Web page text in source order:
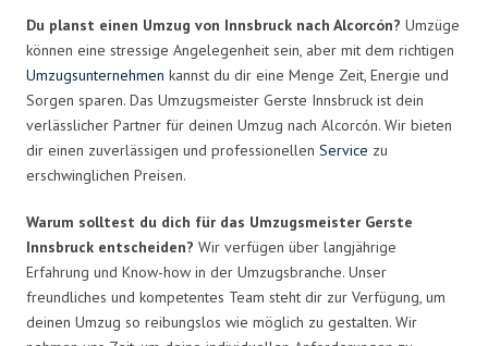
Du planst einen Umzug von Innsbruck nach Alcorcón? Umzüge
können eine stressige Angelegenheit sein, aber mit dem richtigen
Umzugsunternehmen kannst du dir eine Menge Zeit, Energie und
Sorgen sparen. Das Umzugsmeister Gerste Innsbruck ist dein
verlässlicher Partner für deinen Umzug nach Alcorcón. Wir bieten
dir einen zuverlässigen und professionellen Service zu
erschwinglichen Preisen.
Warum solltest du dich für das Umzugsmeister Gerste
Innsbruck entscheiden? Wir verfügen über langjährige
Erfahrung und Know-how in der Umzugsbranche. Unser
freundliches und kompetentes Team steht dir zur Verfügung, um
deinen Umzug so reibungslos wie möglich zu gestalten. Wir